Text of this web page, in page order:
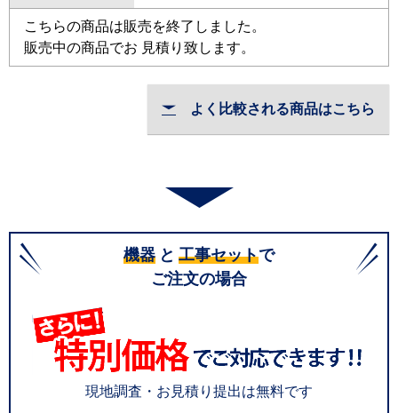
こちらの商品は販売を終了しました。
販売中の商品でお 見積り致します。
よく比較される商品はこちら
機器 と 工事セットで
ご注文の場合
現地調査・お見積り提出は無料です